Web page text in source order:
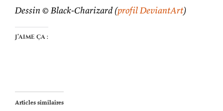
Dessin © Black-Charizard (profil DeviantArt)
J’aime ça :
Articles similaires